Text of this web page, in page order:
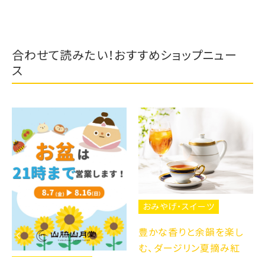
合わせて読みたい！おすすめショップニュー
ス
おみやげ・スイーツ
豊かな香りと余韻を楽し
む、ダージリン夏摘み紅